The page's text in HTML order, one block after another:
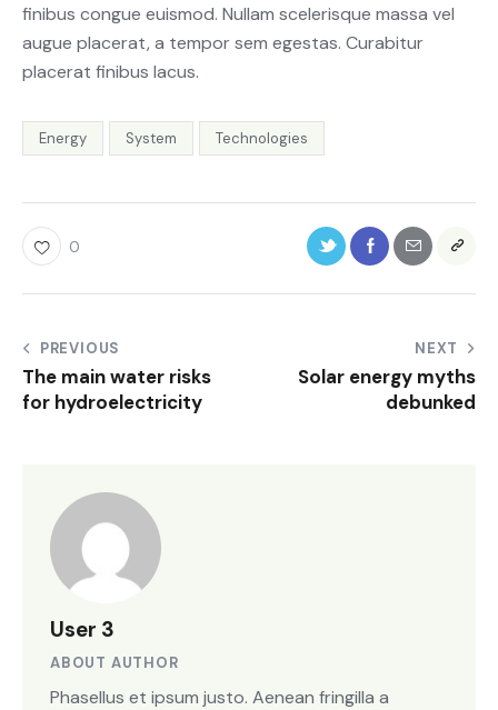
finibus congue euismod. Nullam scelerisque massa vel
augue placerat, a tempor sem egestas. Curabitur
placerat finibus lacus.
Energy System Technologies
0
PREVIOUS
The main water risks
for hydroelectricity
NEXT
Solar energy myths
debunked
User 3
ABOUT AUTHOR
Phasellus et ipsum justo. Aenean fringilla a